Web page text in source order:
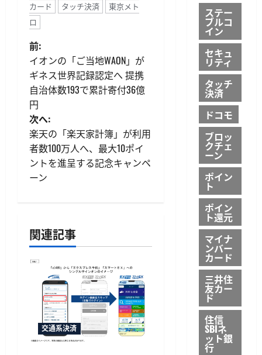
カード
タッチ決済
東京メト
ロ
投
稿
ナ
ビ
ゲ
ー
ョ
ン
前:
イオンの「ご当地WAON」が
ギネス世界記録認定へ 提携
自治体数193で累計寄付36億
円
次へ:
楽天の「楽天家計簿」が利用
者数100万人へ、最大10ポイ
ントを進呈する記念キャンペ
ーン
関連記事
交通系決済
ステー
ブルコ
イン
セキュ
リティ
タッチ
決済
ドコモ
ブロッ
クチェ
ーン
ポイン
ト
ポイン
ト還元
マイナ
ンバー
カード
三井住
友カー
ド
住信
SBIネ
ット銀
行